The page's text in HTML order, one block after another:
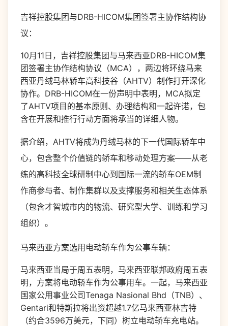
吉祥控股集团与DRB-HICOM集团签署主协作结构协
议：
10月11日，吉祥控股集团与马来西亚DRB-HICOM集
团签署主协作结构协议（MCA），两边将环绕马来
西亚丹绒马林轿车高科技谷（AHTV）制作打开深化
协作。DRB-HICOM在一份声明中表明，MCA拟定
了AHTV项目的基本原则、办理结构和一起许诺，包
含在开展和推行行动方面将承当的详细人物。
据介绍，AHTV将成为丹绒马林的下一代国际轿车中
心，包含整个价值链的轿车和移动处理方案——从老
练的高科技全球研制中心到国际一流的轿车OEM制
作商参与者、制作集群以及支撑服务和相关生态体系
（包含才智城市内的物流、研究型大学、训练和学习
组织）。
马来西亚方案选用电动轿车作为公事车辆：
马来西亚当局于周五表明，马来西亚联邦政府周五表
明，方案将电动轿车作为公事用车。一起，马来西亚
国家公用事业公司Tenaga Nasional Bhd（TNB）、
Gentari和特斯拉将出资超越1.7亿马来西亚林吉特
（约合3596万美元，下同）树立电动轿车充电站。